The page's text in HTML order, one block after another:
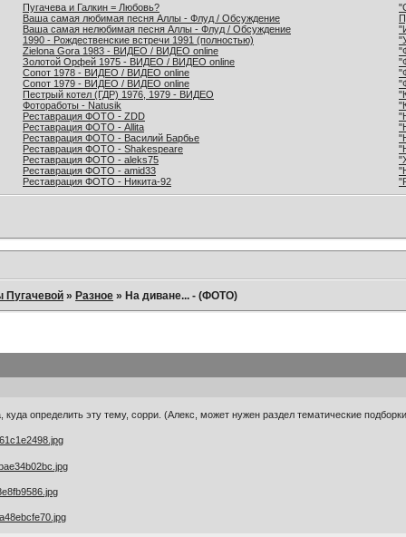
Пугачева и Галкин = Любовь?
Ваша самая любимая песня Аллы - Флуд / Обсуждение
Ваша самая нелюбимая песня Аллы - Флуд / Обсуждение
1990 - Рождественские встречи 1991 (полностью)
Zielona Gora 1983 - ВИДЕО / ВИДЕО online
Золотой Орфей 1975 - ВИДЕО / ВИДЕО online
Сопот 1978 - ВИДЕО / ВИДЕО online
Сопот 1979 - ВИДЕО / ВИДЕО online
Пестрый котел (ГДР) 1976, 1979 - ВИДЕО
Фотоработы - Natusik
Реставрация ФОТО - ZDD
Реставрация ФОТО - Allita
Реставрация ФОТО - Василий Барбье
Реставрация ФОТО - Shakespeare
Реставрация ФОТО - aleks75
Реставрация ФОТО - amid33
Реставрация ФОТО - Никита-92
Пугачевой »Разное »На диване... - (ФОТО)
куда определить эту тему, сорри. (Алекс, может нужен раздел тематические